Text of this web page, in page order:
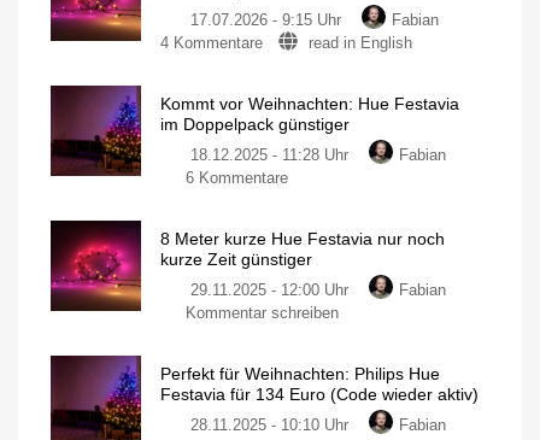
derzeit
wieder
20
mit
LEDs
17.07.2026 - 9:15 Uhr
Fabian
4 Kommentarezu
Festavia:
Drei
neue
Modelle
Vorhang,
Eiszapfen
und
read in English
Kommt vor Weihnachten: Hue Festavia
im Doppelpack günstiger
18.12.2025 - 11:28 Uhr
Fabian
6 Kommentarezu
Weihnachten:
Hue
Festavia
im
Smarte
Lichterkette
für
Euro
8 Meter kurze Hue Festavia nur noch
kurze Zeit günstiger
29.11.2025 - 12:00 Uhr
Fabian
Kommentar schreibenzu
kurze
Hue
Festavia
Perfekt für Weihnachten: Philips Hue
Festavia für 134 Euro (Code wieder aktiv)
28.11.2025 - 10:10 Uhr
Fabian